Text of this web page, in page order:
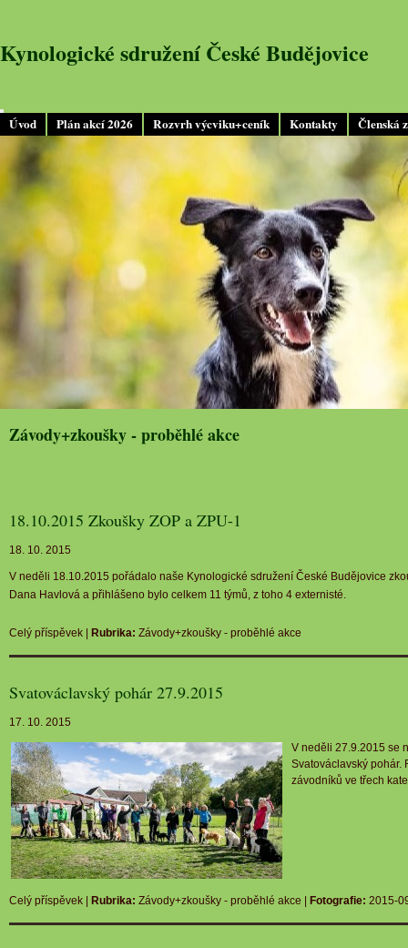
Úvod Plán akcí 2026 Rozvrh výcviku+ceník Kontakty Členská
Kynologické sdružení České Budějovice
Závody+zkoušky - proběhlé akce
18.10.2015 Zkoušky ZOP a ZPU-1
18. 10. 2015
V neděli 18.10.2015 pořádalo naše Kynologické sdružení České Budějovice
Dana Havlová a přihlášeno bylo celkem 11 týmů, z toho 4 externisté.
Celý příspěvek Rubrika: Závody+zkoušky - proběhlé akce
Svatováclavský pohár 27.9.2015
17. 10. 2015
V neděli 27.9.2015 se
Svatováclavský pohár.
závodníků ve třech
Celý příspěvek Rubrika: Závody+zkoušky - proběhlé akce Fotografie: 2015-